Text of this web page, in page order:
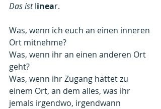
Das ist linear.
Was, wenn ich euch an einen inneren
Ort mitnehme?
Was, wenn ihr an einen anderen Ort
geht?
Was, wenn ihr Zugang hättet zu
einem Ort, an dem alles, was ihr
jemals irgendwo, irgendwann